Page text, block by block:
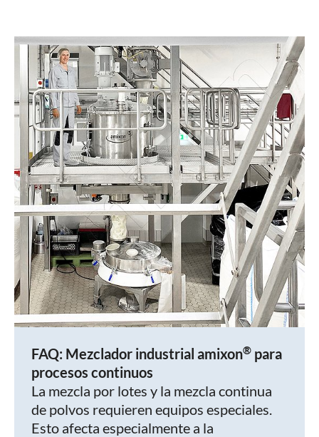
FAQ: Mezclador industrial amixon® para
procesos continuos
La mezcla por lotes y la mezcla continua
de polvos requieren equipos especiales.
Esto afecta especialmente a la